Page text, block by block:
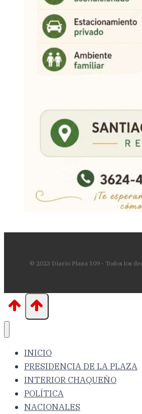
© 2023 Diario Plaza 109 - Todos los
INICIO
PRESIDENCIA DE LA PLAZA
INTERIOR CHAQUEÑO
POLÍTICA
NACIONALES